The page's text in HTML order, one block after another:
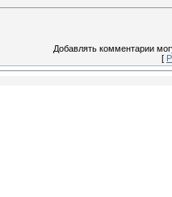
Добавлять комментарии
[